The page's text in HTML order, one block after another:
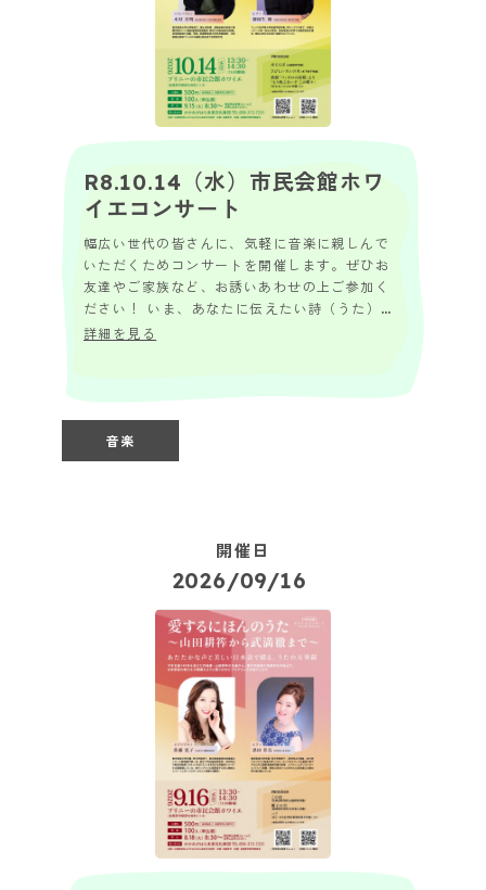
R8.10.14（水）市民会館ホワ
イエコンサート
幅広い世代の皆さんに、気軽に音楽に親しんで
いただくためコンサートを開催します。ぜひお
友達やご家族など、お誘いあわせの上ご参加く
ださい！ いま、あなたに伝えたい詩（うた）
(うた) 詩（うた）(うた)は記憶を連れてくる 懐
詳細を見る
音楽
開催日
2026/09/16